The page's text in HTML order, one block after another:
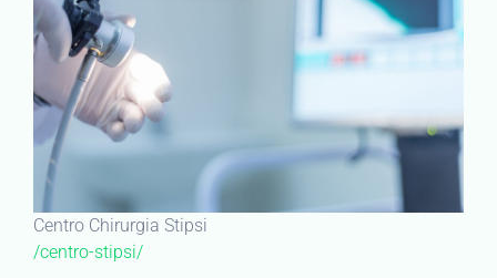
Centro Chirurgia Stipsi
/centro-stipsi/